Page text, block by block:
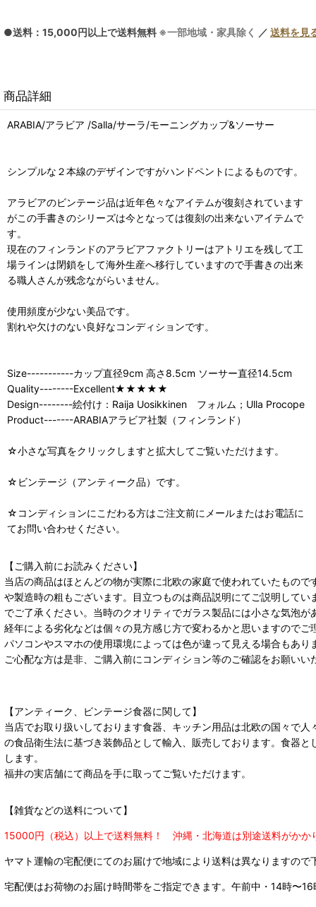
●送料：15,000円以上で送料無料 ※一部地域・家具除く ／ 送料を見
商品詳細
ARABIA/アラビア /Salla/サーラ/モーニングカップ&ソーサー
シンプルな２本線のデザインですがハンドペントによるものです。
アラビアのビンテージ品は近年色々なアイテムが復刻されています
がこの手書きのシリーズは今となっては復刻の出来ないアイテムで
す。
現在のフィンランドのアラビアファクトリーはアトリエを残して工
場ラインは閉鎖をして海外生産へ移行していますので手書きの出来
る職人さんが残念ながらいません。
使用頻度が少ない美品です。
割れや欠けのない良好なコンディションです。
Size-----------カップ直径9cm 高さ8.5cm ソーサー直径14.5cm
Quality--------Excellent★★★★★
Design--------絵付け：Raija Uosikkinen フォルム；Ulla Procope
Product-------ARABIAアラビア社製（フィンランド）
☆小さな写真をクリックしますと拡大してご覧いただけます。
☆ビンテージ（アンティーク品）です。
☆コンディションにこだわる方はご注文前にメールまたはお電話に
てお問い合わせください。
【ご購入前にお読みください】
当店の商品はほとんどの物が実際に北欧の家庭で使われていたもの
や製造時の粗もございます。目立つものは商品説明にてご説明して
でご了承ください。当時のクオリティでガラス製品には小さな気泡が
経年による劣化などは個々の見方感じ方で変わるかと思いますのでご
パソコンやスマホの使用環境によっては色が違って見える場合もあ
ご心配な方は是非、ご購入前にコンディション等のご確認をお願い
【アンティーク、ビンテージ食器に関して】
当店でお取り扱いしております食器、キッチン用品は北欧の国々で
の食品衛生法に基づき装飾品として輸入、販売しております。食器
します。
福井の実店舗にて商品を手に取ってご覧いただけます。
【雑貨などの送料について】
15000円（税込）以上で送料無料！ 沖縄・北海道は別途送料がかか
ヤマト運輸の宅配便にてのお届けで地域により送料は異なりますので
宅配便はお荷物のお届け時間帯をご指定できます。 午前中・14時〜